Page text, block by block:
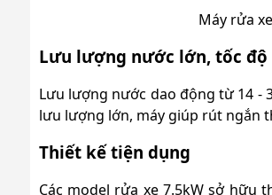
Máy rửa
Lưu lượng nước lớn, tốc độ
Lưu lượng nước dao động từ 14 -
lưu lượng lớn, máy giúp rút ngắn
Thiết kế tiện dụng
Các model rửa xe 7.5kW sở